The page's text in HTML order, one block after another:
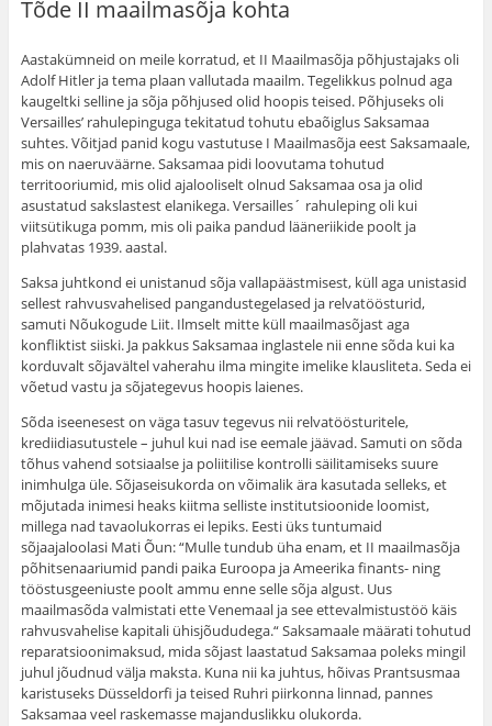
Tõde II maailmasõja kohta
Aastakümneid on meile korratud, et II Maailmasõja põhjustajaks oli
Adolf Hitler ja tema plaan vallutada maailm. Tegelikkus polnud aga
kaugeltki selline ja sõja põhjused olid hoopis teised. Põhjuseks oli
Versailles’ rahulepinguga tekitatud tohutu ebaõiglus Saksamaa
suhtes. Võitjad panid kogu vastutuse I Maailmasõja eest Saksamaale,
mis on naeruväärne. Saksamaa pidi loovutama tohutud
territooriumid, mis olid ajalooliselt olnud Saksamaa osa ja olid
asustatud sakslastest elanikega. Versailles´ rahuleping oli kui
viitsütikuga pomm, mis oli paika pandud lääneriikide poolt ja
plahvatas 1939. aastal.
Saksa juhtkond ei unistanud sõja vallapäästmisest, küll aga unistasid
sellest rahvusvahelised pangandustegelased ja relvatöösturid,
samuti Nõukogude Liit. Ilmselt mitte küll maailmasõjast aga
konfliktist siiski. Ja pakkus Saksamaa inglastele nii enne sõda kui ka
korduvalt sõjavältel vaherahu ilma mingite imelike klausliteta. Seda ei
võetud vastu ja sõjategevus hoopis laienes.
Sõda iseenesest on väga tasuv tegevus nii relvatöösturitele,
krediidiasutustele – juhul kui nad ise eemale jäävad. Samuti on sõda
tõhus vahend sotsiaalse ja poliitilise kontrolli säilitamiseks suure
inimhulga üle. Sõjaseisukorda on võimalik ära kasutada selleks, et
mõjutada inimesi heaks kiitma selliste institutsioonide loomist,
millega nad tavaolukorras ei lepiks. Eesti üks tuntumaid
sõjaajaloolasi Mati Õun: “Mulle tundub üha enam, et II maailmasõja
põhitsenaariumid pandi paika Euroopa ja Ameerika finants- ning
tööstusgeeniuste poolt ammu enne selle sõja algust. Uus
maailmasõda valmistati ette Venemaal ja see ettevalmistustöö käis
rahvusvahelise kapitali ühisjõududega.“ Saksamaale määrati tohutud
reparatsioonimaksud, mida sõjast laastatud Saksamaa poleks mingil
juhul jõudnud välja maksta. Kuna nii ka juhtus, hõivas Prantsusmaa
karistuseks Düsseldorfi ja teised Ruhri piirkonna linnad, pannes
Saksamaa veel raskemasse majanduslikku olukorda.